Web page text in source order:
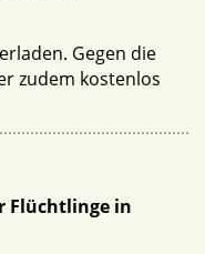
Gegen die
zudem kostenlos
Flüchtlinge in